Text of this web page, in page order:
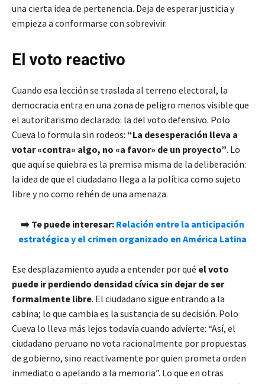
una cierta idea de pertenencia. Deja de esperar justicia y
empieza a conformarse con sobrevivir.
El voto reactivo
Cuando esa lección se traslada al terreno electoral, la
democracia entra en una zona de peligro menos visible que
el autoritarismo declarado: la del voto defensivo. Polo
Cueva lo formula sin rodeos: “La desesperación lleva a
votar «contra» algo, no «a favor» de un proyecto”. Lo
que aquí se quiebra es la premisa misma de la deliberación:
la idea de que el ciudadano llega a la política como sujeto
libre y no como rehén de una amenaza.
➡️ Te puede interesar: Relación entre la anticipación
estratégica y el crimen organizado en América Latina
Ese desplazamiento ayuda a entender por qué el voto
puede ir perdiendo densidad cívica sin dejar de ser
formalmente libre. El ciudadano sigue entrando a la
cabina; lo que cambia es la sustancia de su decisión. Polo
Cueva lo lleva más lejos todavía cuando advierte: “Así, el
ciudadano peruano no vota racionalmente por propuestas
de gobierno, sino reactivamente por quien prometa orden
inmediato o apelando a la memoria”. Lo que en otras